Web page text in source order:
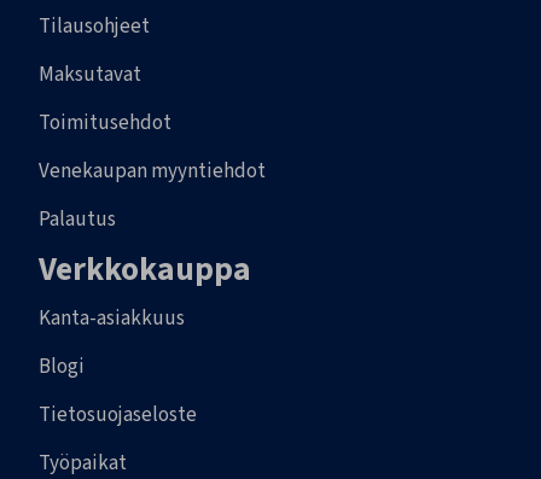
Tilausohjeet
Maksutavat
Toimitusehdot
Venekaupan myyntiehdot
Palautus
Verkkokauppa
Kanta-asiakkuus
Blogi
Tietosuojaseloste
Työpaikat